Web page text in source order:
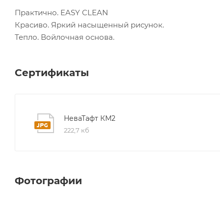
Практично. EASY CLEAN
Красиво. Яркий насыщенный рисунок.
Тепло. Войлочная основа.
Сертификаты
НеваТафт КМ2
222,7 кб
Фотографии